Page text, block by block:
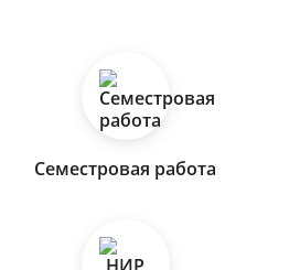
Семестровая работа